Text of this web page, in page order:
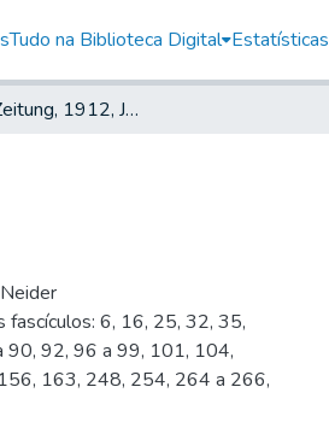
Tudo na Biblioteca Digital Estatísticas
Deutsche Zeitung, 1912, Jahrg. XV, nr. 040
6, 16, 25, 32, 35,
92, 96 a 99, 101, 104,
163, 248, 254, 264 a 266,